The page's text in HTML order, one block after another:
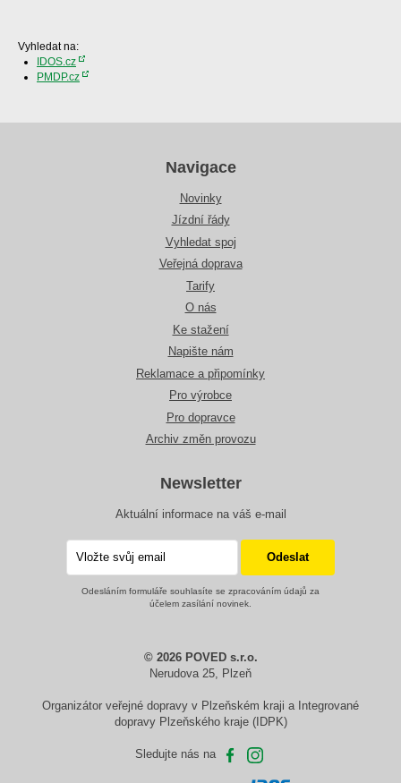
Vyhledat na:
IDOS.cz
PMDP.cz
Navigace
Novinky
Jízdní řády
Vyhledat spoj
Veřejná doprava
Tarify
O nás
Ke stažení
Napište nám
Reklamace a připomínky
Pro výrobce
Pro dopravce
Archiv změn provozu
Newsletter
Aktuální informace na váš e-mail
Odesláním formuláře souhlasíte se zpracováním údajů za
účelem zasílání novinek.
© 2026 POVED s.r.o.
Nerudova 25, Plzeň
Organizátor veřejné dopravy v Plzeňském kraji a Integrované
dopravy Plzeňského kraje (IDPK)
Sledujte nás na